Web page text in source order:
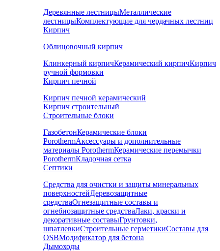
Деревянные лестницыМеталлические
лестницыКомплектующие для чердачных лестниц
Кирпич
Облицовочный кирпич
Клинкерный кирпичКерамический кирпичКирпич
ручной формовки
Кирпич печной
Кирпич печной керамический
Кирпич строительный
Строительные блоки
ГазобетонКерамические блоки
PorothermАксессуары и дополнительные
материалы PorothermКерамические перемычки
PorothermКладочная сетка
Септики
Средства для очистки и защиты минеральных
поверхностейДеревозащитные
средстваОгнезащитные составы и
огнебиозащитные средстваЛаки, краски и
декоративные составыГрунтовки,
шпатлевкиСтроительные герметикиСоставы для
OSBМодификатор для бетона
Дымоходы